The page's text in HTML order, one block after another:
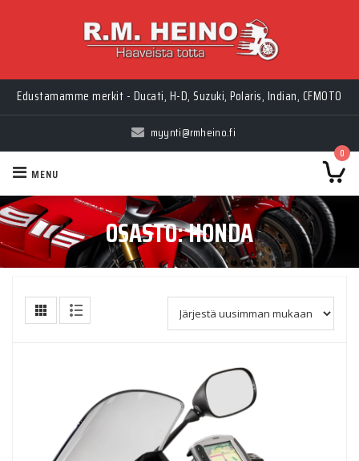
Edustamamme merkit - Ducati, H-D, Suzuki, Polaris, Indian, CFMOTO
myynti@rmheino.fi
0
MENU
OSASTO:HONDA